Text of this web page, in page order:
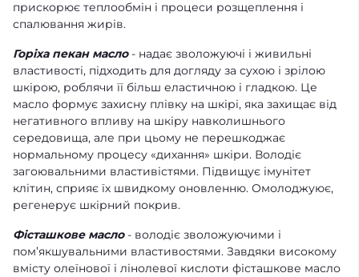
прискорює теплообмін і процеси розщеплення і
спалювання жирів.
Горіха пекан масло - надає зволожуючі і живильні
властивості, підходить для догляду за сухою і зрілою
шкірою, роблячи її більш еластичною і гладкою. Це
масло формує захисну плівку на шкірі, яка захищає від
негативного впливу на шкіру навколишнього
середовища, але при цьому не перешкоджає
нормальному процесу «дихання» шкіри. Володіє
загоювальними властивістями. Підвищує імунітет
клітин, сприяє їх швидкому оновленню. Омолоджуює,
регенерує шкірний покрив.
Фісташкове масло - володіє зволожуючими і
пом’якшувальними властивостями. Завдяки високому
вмісту олеїнової і лінолевої кислоти фісташкове масло